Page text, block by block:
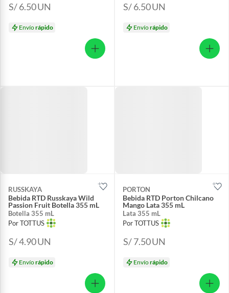
S/ 6.50UN
Envíorápido
S/ 6.50UN
Envíorápido
RUSSKAYA
Bebida RTD Russkaya Wild
Passion Fruit Botella 355 mL
Botella 355 mL
Por TOTTUS
S/ 4.90UN
Envíorápido
PORTON
Bebida RTD Porton Chilcano
Mango Lata 355 mL
Lata 355 mL
Por TOTTUS
S/ 7.50UN
Envíorápido